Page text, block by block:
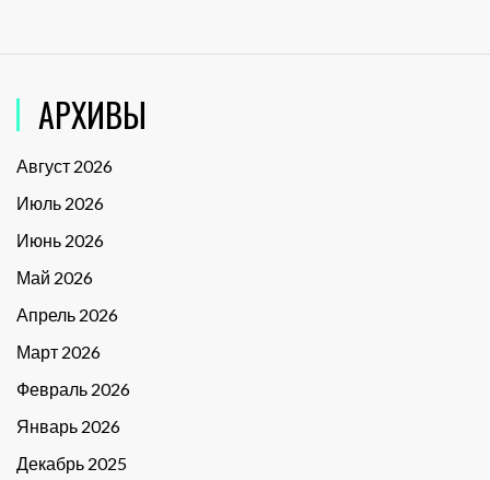
АРХИВЫ
Август 2026
Июль 2026
Июнь 2026
Май 2026
Апрель 2026
Март 2026
Февраль 2026
Январь 2026
Декабрь 2025